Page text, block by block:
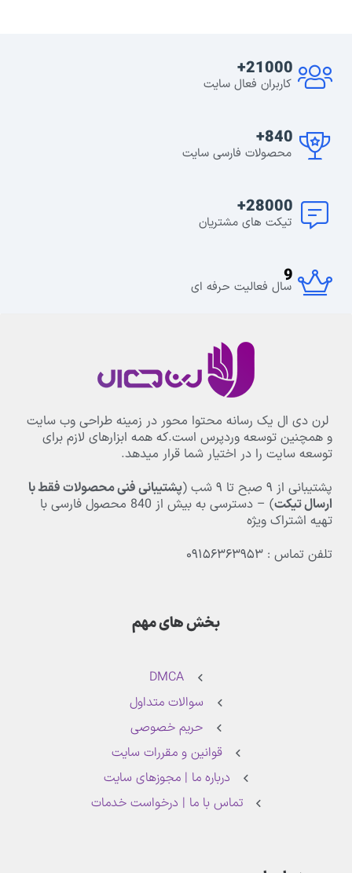
21000+
کاربران فعال سایت
840+
محصولات فارسی سایت
28000+
تیکت های مشتریان
9
سال فعالیت حرفه ای
لرن دی ال یک رسانه محتوا محور در زمینه طراحی وب سایت
و همچنین توسعه وردپرس است.که همه ابزارهای لازم برای
توسعه سایت را در اختیار شما قرار میدهد.
پشتیبانی از ۹ صبح تا ۹ شب (پشتیبانی فنی محصولات فقط با
ارسال تیکت) – دسترسی به بیش از 840 محصول فارسی با
تهیه اشتراک ویژه
تلفن تماس : ۰۹۱۵۶۳۶۳۹۵۳
بخش های مهم
DMCA
سوالات متداول
حریم خصوصی
قوانین و مقررات سایت
درباره ما | مجوزهای سایت
تماس با ما | درخواست خدمات